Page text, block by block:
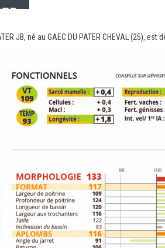
JB, né au GAEC DU PATER CHEVAL (25),